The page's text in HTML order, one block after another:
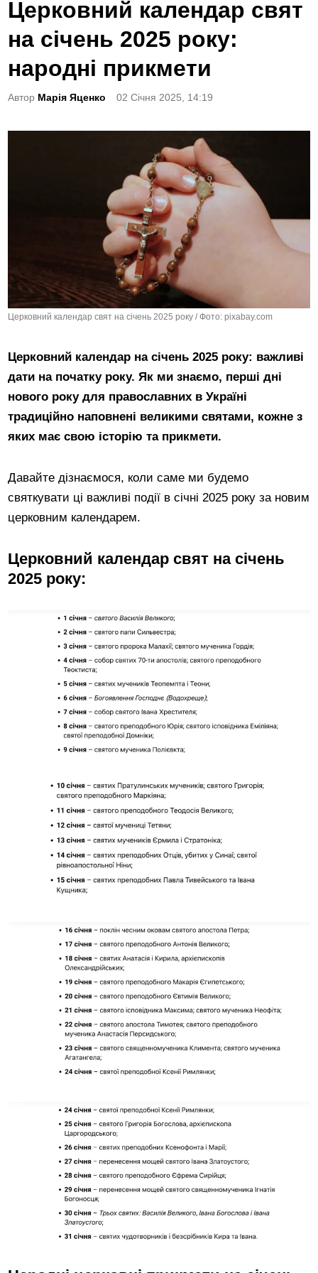
s
e
d
i
Церковний календар свят
на січень 2025 року:
народні прикмети
Автор Марія Яценко 02 Січня 2025, 14:19
Церковний календар свят на січень 2025 року / Фото: pixabay.com
Церковний календар на січень 2025 року: важливі
дати на початку року. Як ми знаємо, перші дні
нового року для православних в Україні
традиційно наповнені великими святами, кожне з
яких має свою історію та прикмети.
Давайте дізнаємося, коли саме ми будемо
святкувати ці важливі події в січні 2025 року за новим
церковним календарем.
Церковний календар свят на січень
2025 року: